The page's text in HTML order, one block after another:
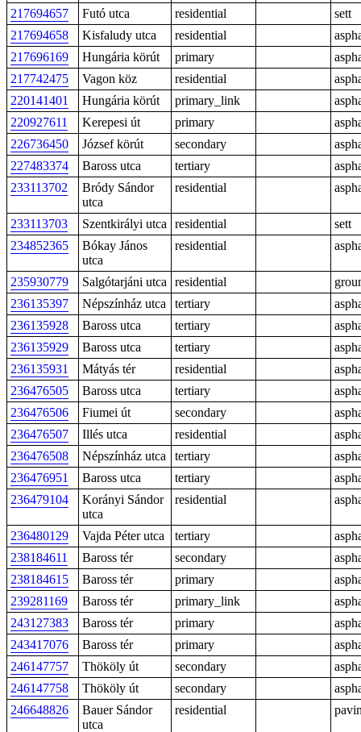
217694657
Futó utca residential
sett
217694658
Kisfaludy utca residential
217696169
Hungária körút primary
217742475
Vagon köz residential
220141401
Hungária körút primary_link
220927611
Kerepesi út primary
226736450
József körút secondary
227483374
Baross utca tertiary
233113702
Bródy Sándor
utca
residential
233113703 Szentkirályi utca residential
sett
234852365
Bókay János
utca
residential
235930779 Salgótarjáni utca residential
236135397
Népszínház utca tertiary
236135928
Baross utca tertiary
236135929
Baross utca tertiary
236135931
Mátyás tér residential
236476505
Baross utca tertiary
236476506
Fiumei út secondary
236476507
Illés utca residential
236476508
Népszínház utca tertiary
236476951
Baross utca tertiary
236479104
Korányi Sándor
utca
residential
236480129 Vajda Péter utca tertiary
238184611
Baross tér secondary
238184615
Baross tér primary
239281169
Baross tér primary_link
243127383
Baross tér primary
243417076
Baross tér primary
246147757
Thököly út secondary
246147758
Thököly út secondary
246648826
Bauer Sándor
utca
residential